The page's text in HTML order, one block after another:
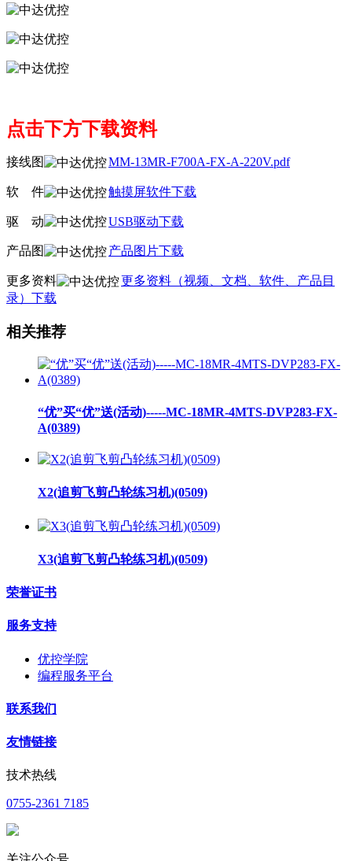
点击下方下载资料
接线图 MM-13MR-F700A-FX-A-220V.pdf
软 件 触摸屏软件下载
驱 动 USB驱动下载
产品图 产品图片下载
更多资料
更多资料（视频、文档、软件、产品目
录）下载
相关推荐
“优”买“优”送(活动)-----MC-18MR-4MTS-DVP283-FX-
A(0389)
X2(追剪飞剪凸轮练习机)(0509)
X3(追剪飞剪凸轮练习机)(0509)
荣誉证书
服务支持
优控学院
编程服务平台
联系我们
友情链接
技术热线
0755-2361 7185